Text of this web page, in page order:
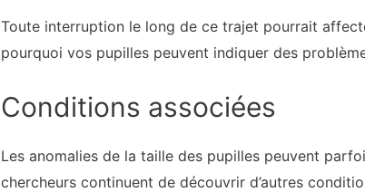
Toute interruption le long de ce trajet pourrait
pourquoi vos pupilles peuvent indiquer des
Conditions associées
Les anomalies de la taille des pupilles peuvent
chercheurs continuent de découvrir d’autres